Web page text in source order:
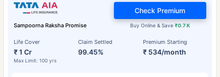
Sampoorna Raksha Promise
Life Cover
₹ 1 Cr
Max Limit: 100 yrs
Claim Settled
99.45%
Premium Starting
₹ 534/month
Buy Online & Save ₹0.7 K
Check Premium